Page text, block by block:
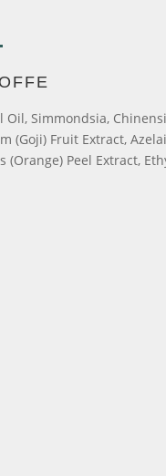
Simmondsia,
Fruit Extract,
Peel Extract,